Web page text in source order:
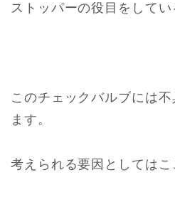
ストッパーの役目をして
このチェックバルブには
ます。
考えられる要因としてはこ